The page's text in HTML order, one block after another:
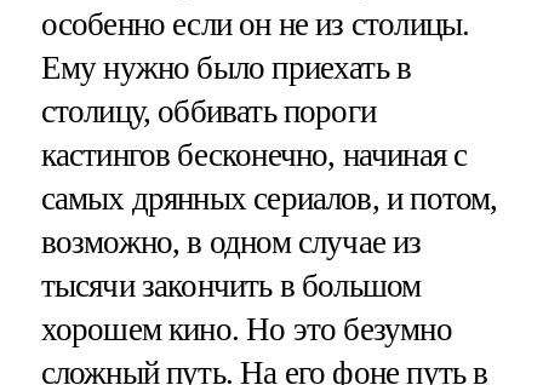
особенно если он не из столицы.
Ему нужно было приехать в
столицу, оббивать пороги
кастингов бесконечно, начиная с
самых дрянных сериалов, и потом,
возможно, в одном случае из
тысячи закончить в большом
хорошем кино. Но это безумно
сложный путь. На его фоне путь в